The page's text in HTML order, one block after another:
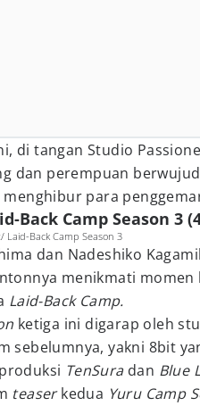
di tangan Studio
dan perempuan
para
Back Camp Season 3
Laid-Back Camp Season 3
dan Nadeshiko
menikmati
Laid-Back Camp.
ketiga ini digarap oleh
sebelumnya, yakni 8bit
TenSura dan Blue
teaserkedua Yuru Camp